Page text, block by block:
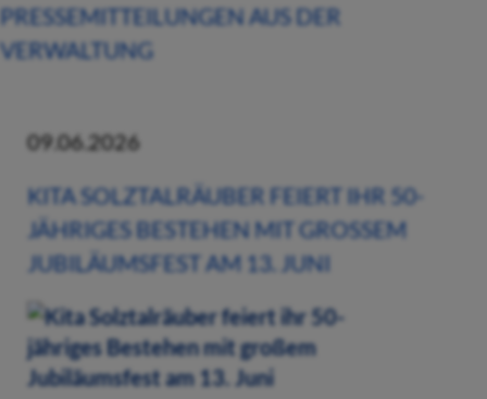
PRESSEMITTEILUNGEN AUS DER
VERWALTUNG
09.06.2026
KITA SOLZTALRÄUBER FEIERT IHR 50-
JÄHRIGES BESTEHEN MIT GROSSEM J
UBILÄUMSFEST AM 13. JUNI